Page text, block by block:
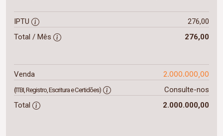
IPTU
276,00
Total / Mês
276,00
Venda 2.000.000,00
(ITBI, Registro, Escritura e Certidões)
Consulte-nos
Total
2.000.000,00